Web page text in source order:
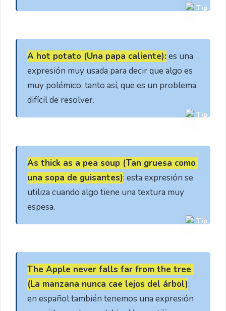
Tip
A hot potato (Una papa caliente): es una
expresión muy usada para decir que algo es
muy polémico, tanto así, que es un problema
difícil de resolver.
Tip
As thick as a pea soup (Tan gruesa como
una sopa de guisantes): esta expresión se
utiliza cuando algo tiene una textura muy
espesa.
Tip
The Apple never falls far from the tree
(La manzana nunca cae lejos del árbol):
en español también tenemos una expresión